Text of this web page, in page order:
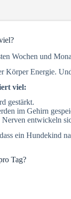
Wochen und
Körper Energie.
viel:
gestärkt.
im Gehirn
entwickeln
ein Hundekind
Tag?